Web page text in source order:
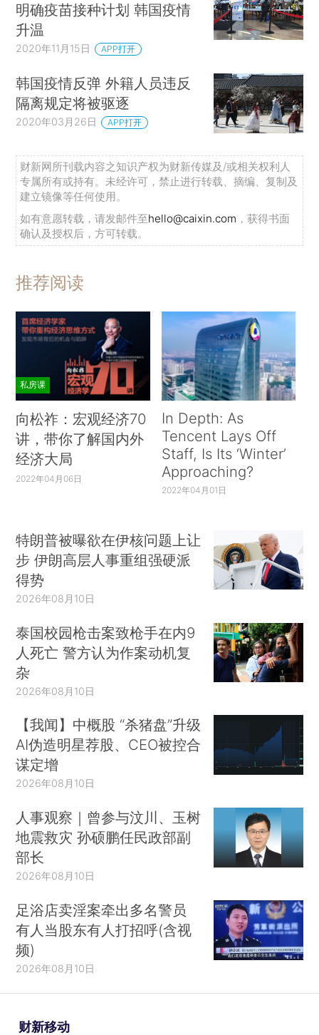
明确疫苗接种计划 韩国疫情
升温
2020年11月15日 APP打开
韩国疫情反弹 外籍人员违反
隔离规定将被驱逐
2020年03月26日 APP打开
财新网所刊载内容之知识产权为财新传媒及/或相关权利人
专属所有或持有。未经许可，禁止进行转载、摘编、复制及
建立镜像等任何使用。
如有意愿转载，请发邮件至hello@caixin.com ，获得书面
确认及授权后，方可转载。
推荐阅读
私房课
向松祚：宏观经济70
讲，带你了解国内外
经济大局
2022年04月06日
In Depth: As
Tencent Lays Off
Staff, Is Its ‘Winter’
Approaching?
2022年04月01日
特朗普被曝欲在伊核问题上让
步 伊朗高层人事重组强硬派
得势
2026年08月10日
泰国校园枪击案致枪手在内9
人死亡 警方认为作案动机复
杂
2026年08月10日
【我闻】中概股 “杀猪盘”升级
AI伪造明星荐股、CEO被控合
谋定增
2026年08月10日
人事观察｜曾参与汶川、玉树
地震救灾 孙硕鹏任民政部副
部长
2026年08月10日
足浴店卖淫案牵出多名警员
有人当股东有人打招呼(含视
频)
2026年08月10日
财新移动